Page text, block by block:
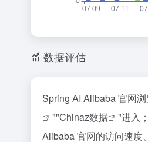
数据评估
Spring AI Alibaba 官网
""Chinaz数据
"进入
Alibaba 官网的访问速度